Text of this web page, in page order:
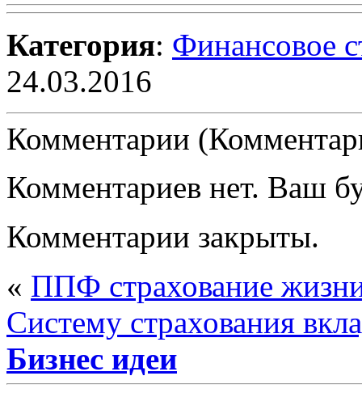
Категория: Финансовое
24.03.2016
Комментарии
Комментариев нет. Ваш
Комментарии закрыты.
« ППФ страхование
Систему страхования
Бизнес идеи